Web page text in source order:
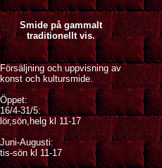
Smide på gammalt
traditionellt vis.
Försäljning och uppvisning av
konst och kultursmide.
Öppet:
16/4-31/5:
lör,sön,helg kl 11-17
Juni-Augusti:
tis-sön kl 11-17